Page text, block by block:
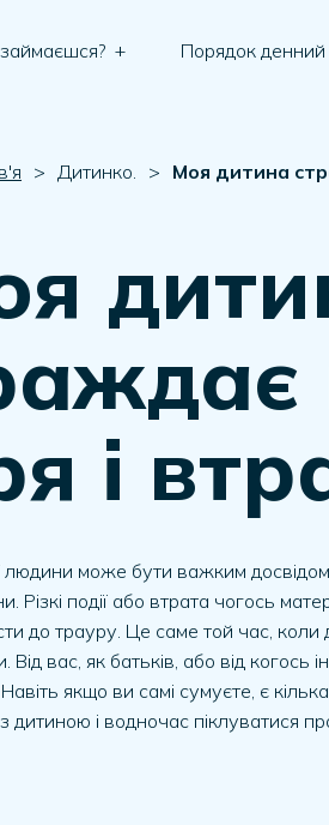
+ Порядок денний
> Дитинко. > Моя дитина
і
людини може бути важким досвідом
Різкі події або втрата чогось
до трауру. Це саме той час, коли
Від вас, як батьків, або від когось
якщо ви самі сумуєте, є
дитиною і водночас піклуватися